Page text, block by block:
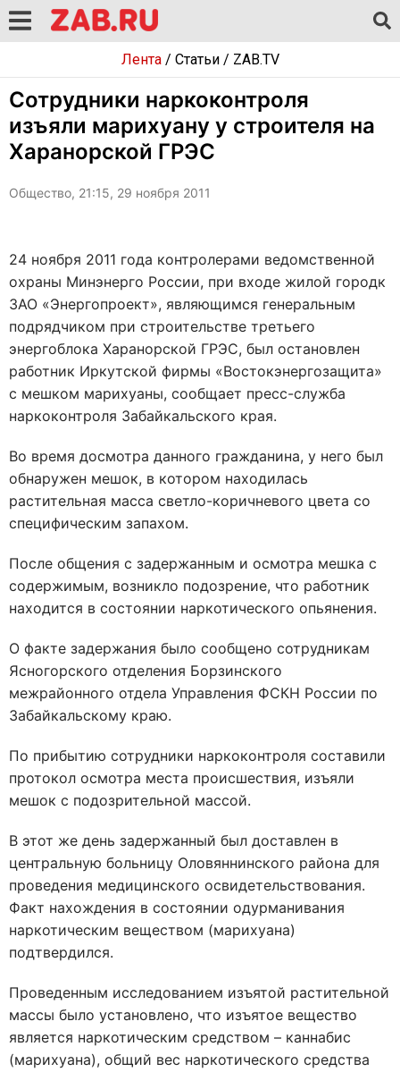
Лента/ Статьи/ ZAB.TV
Сотрудники наркоконтроля
изъяли марихуану у строителя на
Харанорской ГРЭС
Общество, 21:15, 29 ноября 2011
24 ноября 2011 года контролерами ведомственной
охраны Минэнерго России, при входе жилой городк
ЗАО «Энергопроект», являющимся генеральным
подрядчиком при строительстве третьего
энергоблока Харанорской ГРЭС, был остановлен
работник Иркутской фирмы «Востокэнергозащита»
с мешком марихуаны, сообщает пресс-служба
наркоконтроля Забайкальского края.
Во время досмотра данного гражданина, у него был
обнаружен мешок, в котором находилась
растительная масса светло-коричневого цвета со
специфическим запахом.
После общения с задержанным и осмотра мешка с
содержимым, возникло подозрение, что работник
находится в состоянии наркотического опьянения.
О факте задержания было сообщено сотрудникам
Ясногорского отделения Борзинского
межрайонного отдела Управления ФСКН России по
Забайкальскому краю.
По прибытию сотрудники наркоконтроля составили
протокол осмотра места происшествия, изъяли
мешок с подозрительной массой.
В этот же день задержанный был доставлен в
центральную больницу Оловяннинского района для
проведения медицинского освидетельствования.
Факт нахождения в состоянии одурманивания
наркотическим веществом (марихуана)
подтвердился.
Проведенным исследованием изъятой растительной
массы было установлено, что изъятое вещество
является наркотическим средством – каннабис
(марихуана), общий вес наркотического средства